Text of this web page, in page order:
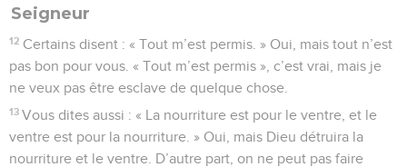
Seigneur
12 Certains disent : « Tout m’est permis. » Oui, mais tout n’est
pas bon pour vous. « Tout m’est permis », c’est vrai, mais je
ne veux pas être esclave de quelque chose.
13 Vous dites aussi : « La nourriture est pour le ventre, et le
ventre est pour la nourriture. » Oui, mais Dieu détruira la
nourriture et le ventre. D’autre part, on ne peut pas faire